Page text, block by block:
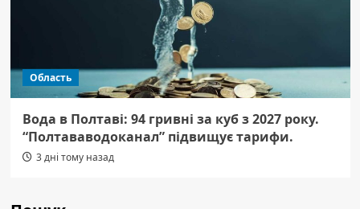
Область
Вода в Полтаві: 94 гривні за куб з 2027 року.
“Полтававодоканал” підвищує тарифи.
3 дні тому назад